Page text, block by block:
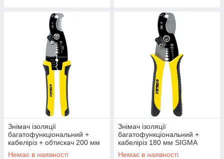
Знімач ізоляції
багатофункціональний +
кабеліріз + обтискач 200 мм
SIGMA (4371451) riven
Немає в наявності
Знімач ізоляції
багатофункціональний +
кабеліріз 180 мм SIGMA
(4371471) riven
Немає в наявності